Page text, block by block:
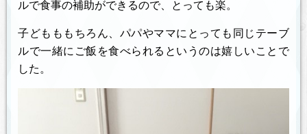
ルで食事の補助ができるので、とっても楽。
子どもももちろん、パパやママにとっても同じテーブ
ルで一緒にご飯を食べられるというのは嬉しいことで
した。